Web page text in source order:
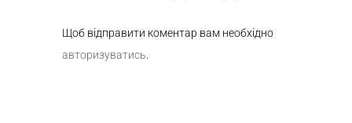
Щоб відправити коментар вам необхідно
авторизуватись